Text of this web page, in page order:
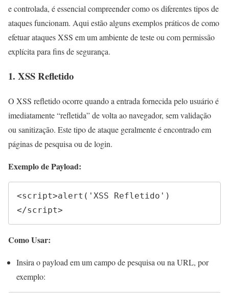
e controlada, é essencial compreender como os diferentes tipos de
ataques funcionam. Aqui estão alguns exemplos práticos de como
efetuar ataques XSS em um ambiente de teste ou com permissão
explícita para fins de segurança.
1. XSS Refletido
O XSS refletido ocorre quando a entrada fornecida pelo usuário é
imediatamente “refletida” de volta ao navegador, sem validação
ou sanitização. Este tipo de ataque geralmente é encontrado em
páginas de pesquisa ou de login.
Exemplo de Payload:
<script>alert('XSS Refletido')
</script>
Como Usar:
Insira o payload em um campo de pesquisa ou na URL, por
exemplo: